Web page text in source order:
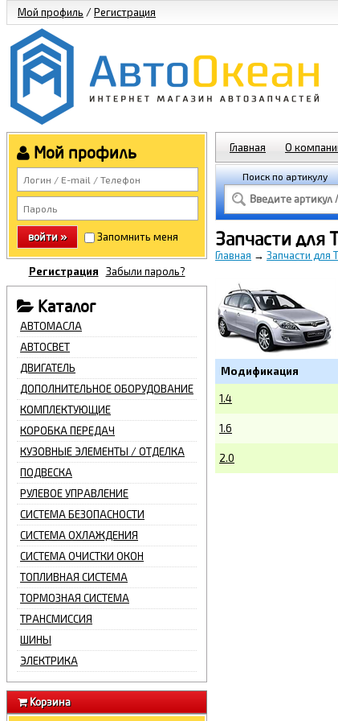
Мой профиль /Регистрация
Мой профиль
войти » Запомнить меня
Регистрация Забыли пароль?
Каталог
АВТОМАСЛА
АВТОСВЕТ
ДВИГАТЕЛЬ
ДОПОЛНИТЕЛЬНОЕ ОБОРУДОВАНИЕ
КОМПЛЕКТУЮЩИЕ
КОРОБКА ПЕРЕДАЧ
КУЗОВНЫЕ ЭЛЕМЕНТЫ / ОТДЕЛКА
ПОДВЕСКА
РУЛЕВОЕ УПРАВЛЕНИЕ
СИСТЕМА БЕЗОПАСНОСТИ
СИСТЕМА ОХЛАЖДЕНИЯ
СИСТЕМА ОЧИСТКИ ОКОН
ТОПЛИВНАЯ СИСТЕМА
ТОРМОЗНАЯ СИСТЕМА
ТРАНСМИССИЯ
ШИНЫ
ЭЛЕКТРИКА
Корзина
Главная О
Поиск по артикулу
Запчасти для
Главная → Запчасти для
Модификация
1.4
1.6
2.0